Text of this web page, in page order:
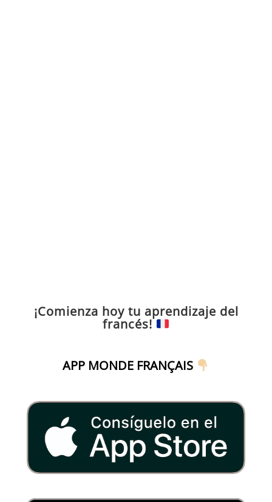
¡Comienza hoy tu aprendizaje del
francés!
APP MONDE FRANÇAIS